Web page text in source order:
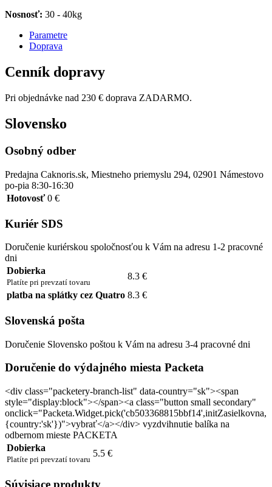
Nosnosť: 30 - 40kg
Parametre
Doprava
Cenník dopravy
Pri objednávke nad 230 € doprava ZADARMO.
Slovensko
Osobný odber
Predajna Caknoris.sk, Miestneho priemyslu 294, 02901 Námestovo
po-pia 8:30-16:30
Hotovosť 0 €
Kuriér SDS
Doručenie kuriérskou spoločnosťou k Vám na adresu 1-2 pracovné
dni
Dobierka
Platíte pri prevzatí tovaru
8.3 €
platba na splátky cez Quatro 8.3 €
Slovenská pošta
Doručenie Slovensko poštou k Vám na adresu 3-4 pracovné dni
Doručenie do výdajného miesta Packeta
<div class="packetery-branch-list" data-country="sk"><span
style="display:block"></span><a class="button small secondary"
onclick="Packeta.Widget.pick('cb503368815bbf14',initZasielkovna,
{country:'sk'})">vybrať</a></div> vyzdvihnutie balíka na
odbernom mieste PACKETA
Dobierka
Platíte pri prevzatí tovaru
5.5 €
Súvisiace produkty